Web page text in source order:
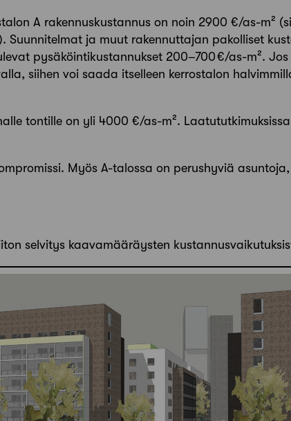
A rakennuskustannus on noin 2900 €/as-m²
Suunnitelmat ja muut rakennuttajan pakolliset
pysäköintikustannukset 200–700 €/as-m².
siihen voi saada itselleen kerrostalon
tontille on yli 4000 €/as-m².
Myös A-talossa on perushyviä
selvitys kaavamääräysten